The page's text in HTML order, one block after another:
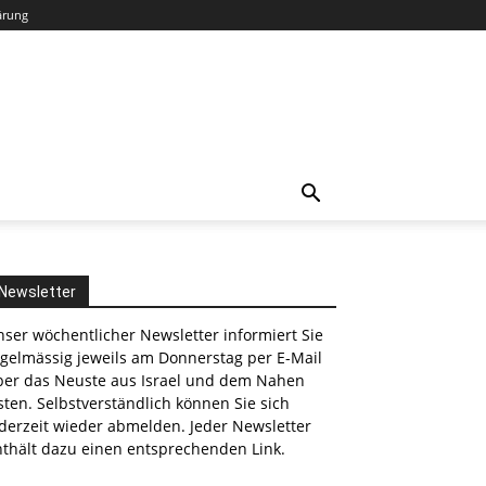
Newsletter
wöchentlicher Newsletter informiert Sie
jeweils am Donnerstag per E-Mail
das Neuste aus Israel und dem Nahen
Selbstverständlich können Sie sich
wieder abmelden. Jeder Newsletter
dazu einen entsprechenden Link.